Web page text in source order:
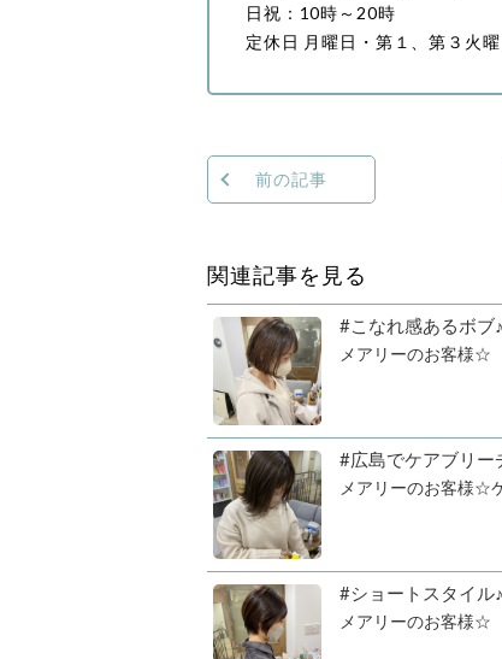
日祝：10時～20時
定休日 月曜日・第１、第３火曜
前の記事
関連記事を見る
#こなれ感あるボブ♪
メアリーのお客様☆
#広島でケアブリー
メアリーのお客様☆
#ショートスタイル♪
メアリーのお客様☆